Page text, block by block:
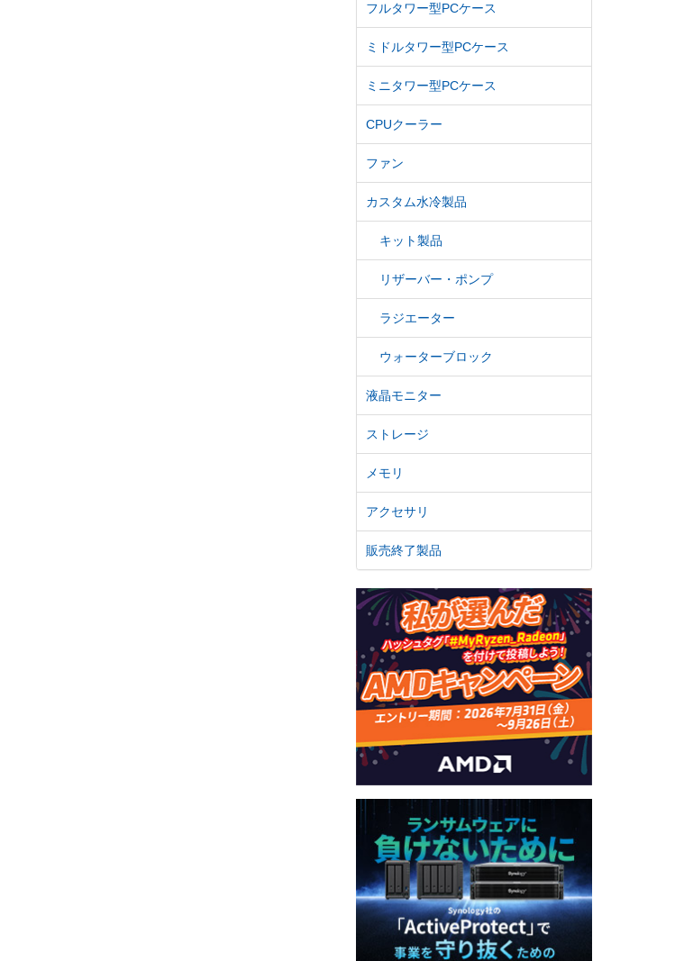
フルタワー型PCケース
ミドルタワー型PCケース
ミニタワー型PCケース
CPUクーラー
ファン
カスタム水冷製品
キット製品
リザーバー・ポンプ
ラジエーター
ウォーターブロック
液晶モニター
ストレージ
メモリ
アクセサリ
販売終了製品